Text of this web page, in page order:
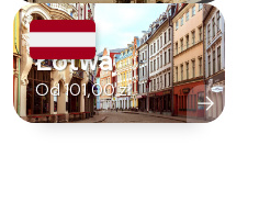
Łotwa
Od101,00zł